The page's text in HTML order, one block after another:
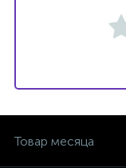
Товар месяца